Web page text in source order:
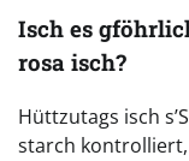
Isch es
rosa isch?
Hüttzutags isch
starch